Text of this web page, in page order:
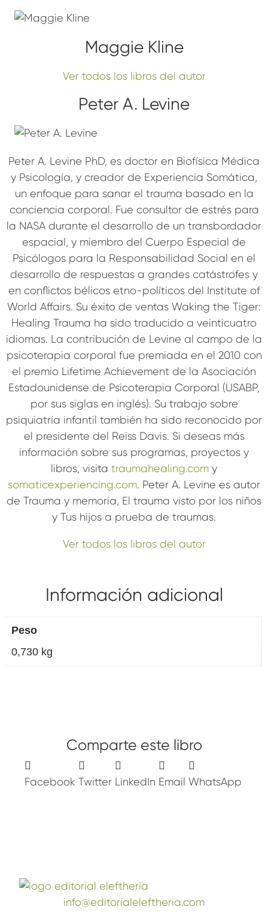
Maggie Kline
Ver todos los libros del autor
Peter A. Levine
Peter A. Levine PhD, es doctor en Biofísica Médica
y Psicología, y creador de Experiencia Somática,
un enfoque para sanar el trauma basado en la
conciencia corporal. Fue consultor de estrés para
la NASA durante el desarrollo de un transbordador
espacial, y miembro del Cuerpo Especial de
Psicólogos para la Responsabilidad Social en el
desarrollo de respuestas a grandes catástrofes y
en conflictos bélicos etno-políticos del Institute of
World Affairs. Su éxito de ventas Waking the Tiger:
Healing Trauma ha sido traducido a veinticuatro
idiomas. La contribución de Levine al campo de la
psicoterapia corporal fue premiada en el 2010 con
el premio Lifetime Achievement de la Asociación
Estadounidense de Psicoterapia Corporal (USABP,
por sus siglas en inglés). Su trabajo sobre
psiquiatría infantil también ha sido reconocido por
el presidente del Reiss Davis. Si deseas más
información sobre sus programas, proyectos y
libros, visita traumahealing.com y
somaticexperiencing.com. Peter A. Levine es autor
de Trauma y memoria, El trauma visto por los niños
y Tus hijos a prueba de traumas.
Ver todos los libros del autor
Información adicional
Peso
0,730 kg
Comparte este libro
Facebook Twitter LinkedIn Email WhatsApp
info@editorialeleftheria.com